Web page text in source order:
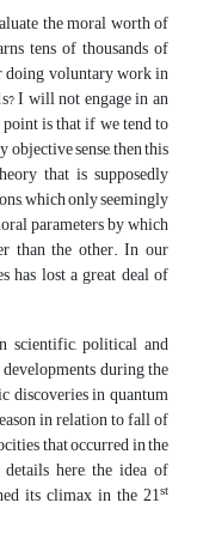
the moral worth of
tens of thousands of
doing voluntary work in
I will not engage in an
is that if we tend to
sense, then this
that is supposedly
which only seemingly
parameters by which
than the other. In our
has lost a great deal of
scientific, political and
during the
in quantum
in relation to fall of
that occurred in the
here, the idea of
its climax in the 21st